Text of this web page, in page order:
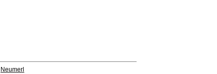
Neumerl